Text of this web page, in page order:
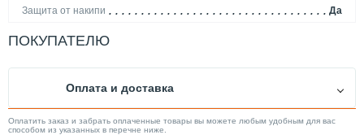
Защита от накипи
Да
Исполнение
Вертикальный
ПОКУПАТЕЛЮ
Оплата и доставка
Оплатить заказ и забрать оплаченные товары вы можете любым удобным для вас
способом из указанных в перечне ниже.